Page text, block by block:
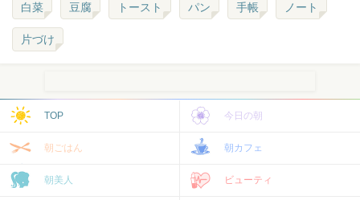
白菜 豆腐 トースト パン 手帳 ノート
片づけ
TOP 今日の朝
朝ごはん 朝カフェ
朝美人 ビューティ